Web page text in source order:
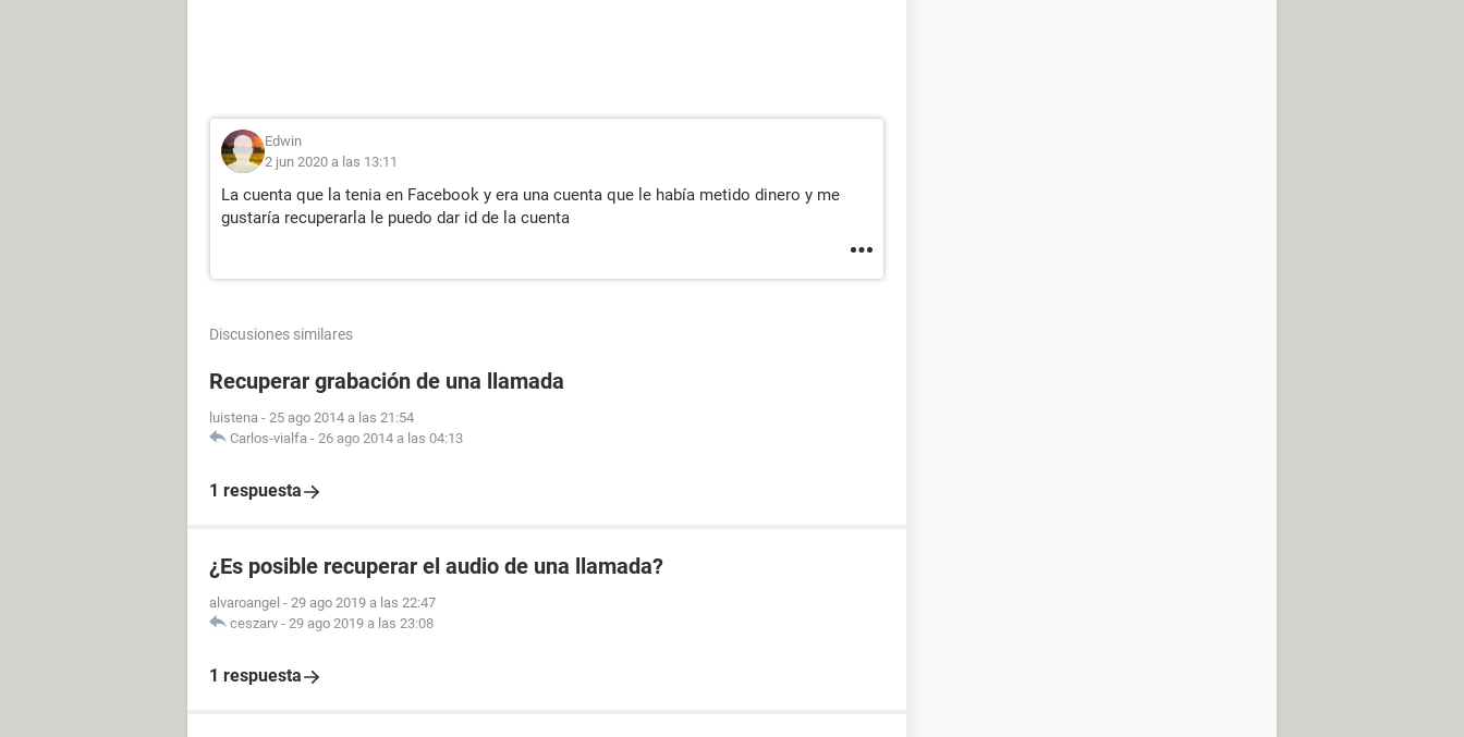
Edwin
2 jun 2020 a las 13:11
La cuenta que la tenia en Facebook y era una cuenta que le había metido dinero y me
gustaría recuperarla le puedo dar id de la cuenta
Discusiones similares
Recuperar grabación de una llamada
luistena - 25 ago 2014 a las 21:54
Carlos-vialfa - 26 ago 2014 a las 04:13
1 respuesta
¿Es posible recuperar el audio de una llamada?
alvaroangel - 29 ago 2019 a las 22:47
ceszarv - 29 ago 2019 a las 23:08
1 respuesta